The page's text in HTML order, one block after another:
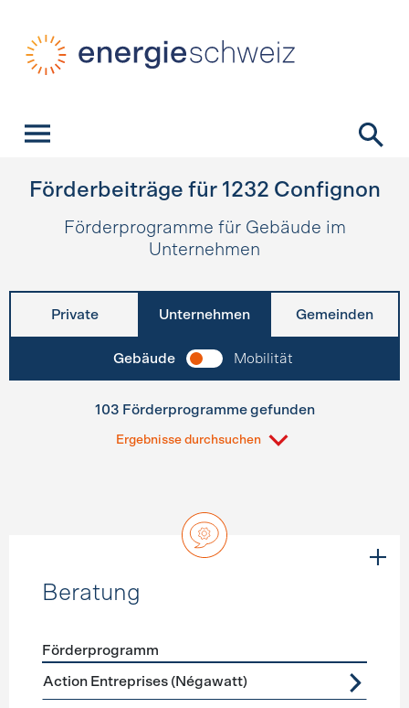
Förderbeiträge für 1232 Confignon
Förderprogramme für Gebäude im
Unternehmen
Private Unternehmen Gemeinden
Gebäude Mobilität
103 Förderprogramme gefunden
Ergebnisse durchsuchen
Beratung
Förderprogramme Beratung
Förderprogramm
Action Entreprises (Négawatt)